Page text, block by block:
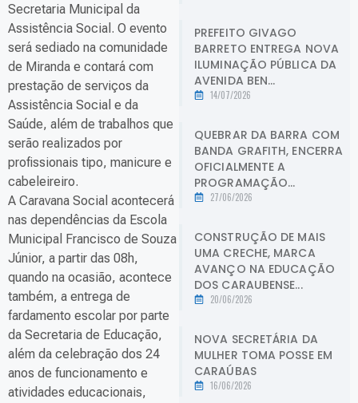
Secretaria Municipal da
Assistência Social. O evento
será sediado na comunidade
de Miranda e contará com
prestação de serviços da
Assistência Social e da
Saúde, além de trabalhos que
serão realizados por
profissionais tipo, manicure e
cabeleireiro.
A Caravana Social acontecerá
nas dependências da Escola
Municipal Francisco de Souza
Júnior, a partir das 08h,
quando na ocasião, acontece
também, a entrega de
fardamento escolar por parte
da Secretaria de Educação,
além da celebração dos 24
anos de funcionamento e
atividades educacionais,
PREFEITO GIVAGO
BARRETO ENTREGA NOVA
ILUMINAÇÃO PÚBLICA DA
AVENIDA BEN...
14/07/2026
QUEBRAR DA BARRA COM
BANDA GRAFITH, ENCERRA
OFICIALMENTE A
PROGRAMAÇÃO...
27/06/2026
CONSTRUÇÃO DE MAIS
UMA CRECHE, MARCA
AVANÇO NA EDUCAÇÃO
DOS CARAUBENSE...
20/06/2026
NOVA SECRETÁRIA DA
MULHER TOMA POSSE EM
CARAÚBAS
16/06/2026